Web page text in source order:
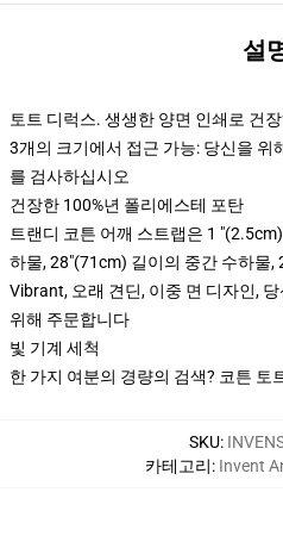
설
토트 디럭스. 생생한 양면 인쇄로 건
3개의 크기에서 접근 가능: 당신을 위
를 검사하십시오
건장한 100%년 폴리에스테 포탄
트랜디 코튼 어깨 스트랩은 1
하물, 28"(71cm) 길이의 중간 수하물,
Vibrant, 오래 견딘, 이중 면 디자인,
위해 주문합니다
빛 기계 세척
한 가지 여분의 경량의 검색? 코튼 토
SKU:
카테고리: Invent